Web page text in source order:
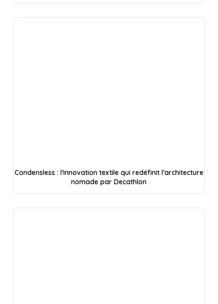
Condensless : l’innovation textile qui redéfinit l’architecture
nomade par Decathlon